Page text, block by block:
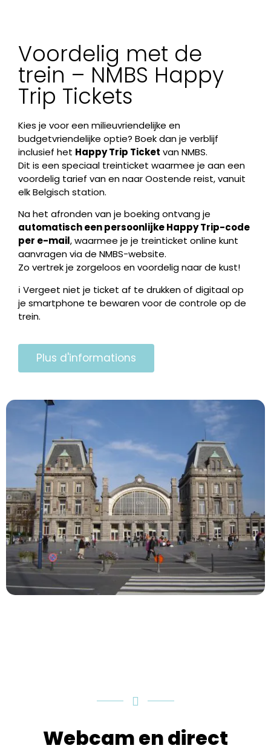
Voordelig met de
trein – NMBS Happy
Trip Tickets
Kies je voor een milieuvriendelijke en
budgetvriendelijke optie? Boek dan je verblijf
inclusief het Happy Trip Ticket van NMBS.
Dit is een speciaal treinticket waarmee je aan een
voordelig tarief van en naar Oostende reist, vanuit
elk Belgisch station.
Na het afronden van je boeking ontvang je
automatisch een persoonlijke Happy Trip-code
per e-mail, waarmee je je treinticket online kunt
aanvragen via de NMBS-website.
Zo vertrek je zorgeloos en voordelig naar de kust!
ℹ️ Vergeet niet je ticket af te drukken of digitaal op
je smartphone te bewaren voor de controle op de
trein.
Plus d'informations
Webcam en direct